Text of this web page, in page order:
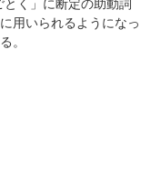
く」に断定の助動詞
用いられるようになっ
。